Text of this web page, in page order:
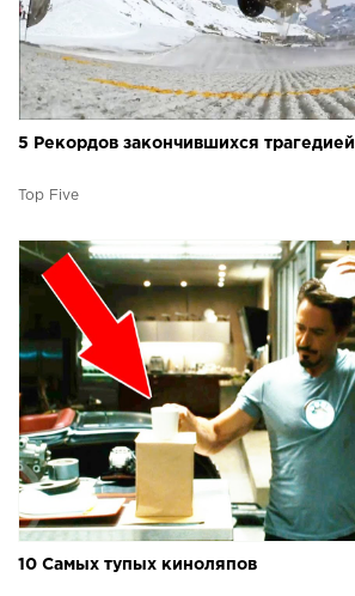
5 Рекордов закончившихся трагедией
Top Five
10 Самых тупых киноляпов